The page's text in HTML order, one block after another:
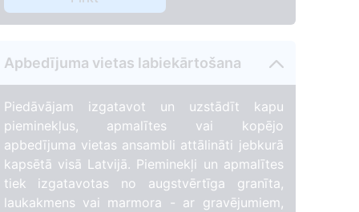
Apbedījuma vietas labiekārtošana
Piedāvājam izgatavot un uzstādīt kapu
pieminekļus, apmalītes vai kopējo
apbedījuma vietas ansambli attālināti jebkurā
kapsētā visā Latvijā. Pieminekļi un apmalītes
tiek izgatavotas no augstvērtīga granīta,
laukakmens vai marmora - ar gravējumiem,